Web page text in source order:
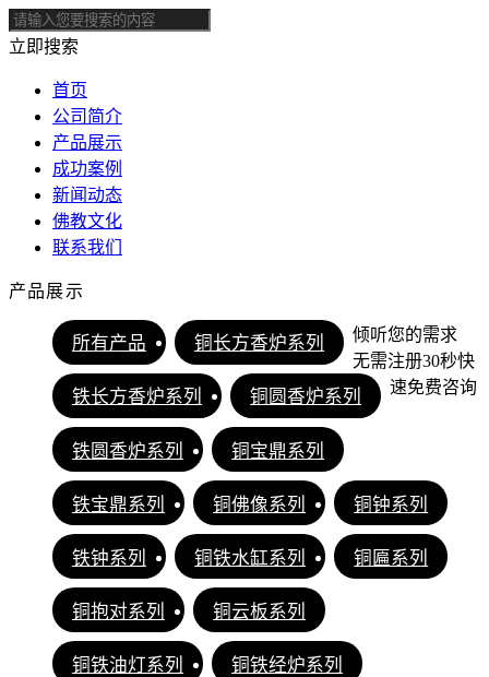
立即搜索
首页
公司简介
产品展示
成功案例
新闻动态
佛教文化
联系我们
产品展示
所有产品 铜长方香炉系列
铁长方香炉系列 铜圆香炉系列
铁圆香炉系列 铜宝鼎系列
铁宝鼎系列 铜佛像系列 铜钟系列
铁钟系列 铜铁水缸系列 铜匾系列
铜抱对系列 铜云板系列
铜铁油灯系列 铜铁经炉系列
倾听您的需求
无需注册30秒快
速免费咨询